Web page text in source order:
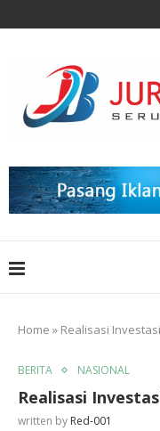
Home » Realisasi
BERITA NASIONAL
Realisasi
written by Red-001